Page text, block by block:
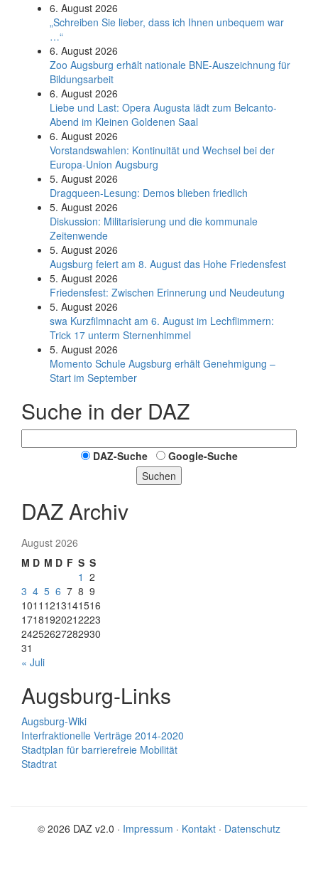
6. August 2026
„Schreiben Sie lieber, dass ich Ihnen unbequem war
…“
6. August 2026
Zoo Augsburg erhält nationale BNE-Auszeichnung für
Bildungsarbeit
6. August 2026
Liebe und Last: Opera Augusta lädt zum Belcanto-
Abend im Kleinen Goldenen Saal
6. August 2026
Vorstandswahlen: Kontinuität und Wechsel bei der
Europa-Union Augsburg
5. August 2026
Dragqueen-Lesung: Demos blieben friedlich
5. August 2026
Diskussion: Mi­li­ta­ri­sie­rung und die kommunale
Zeitenwende
5. August 2026
Augsburg feiert am 8. August das Hohe Friedensfest
5. August 2026
Friedensfest: Zwischen Erinnerung und Neudeutung
5. August 2026
swa Kurz­film­nacht am 6. August im Lech­flim­mern:
Trick 17 unterm Sternen­himmel
5. August 2026
Momento Schule Augsburg erhält Genehmigung –
Start im September
Suche in der DAZ
DAZ-Suche
Google-Suche
Suchen
DAZ Archiv
August 2026
M D M D F S S
1 2
3 4 5 6 7 8 9
1011 1213141516
17181920212223
24252627282930
31
« Juli
Augsburg-Links
Augsburg-Wiki
Interfraktionelle Verträge 2014-2020
Stadtplan für barrierefreie Mobilität
Stadtrat
© 2026 DAZ v2.0 · Impressum · Kontakt · Datenschutz